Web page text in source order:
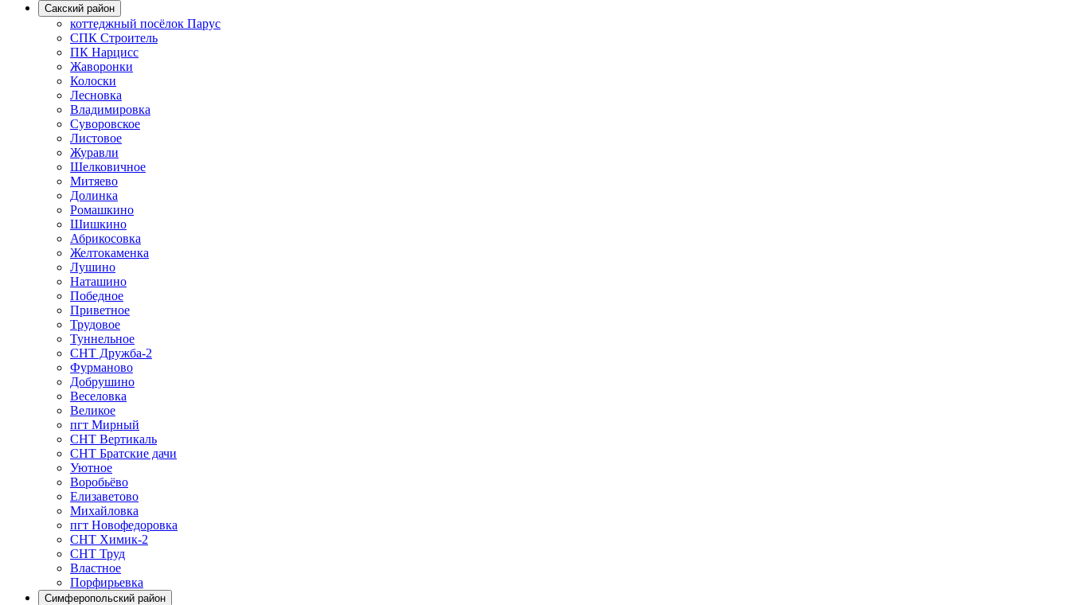
Сакский район
коттеджный посёлок Парус
СПК Строитель
ПК Нарцисс
Жаворонки
Колоски
Лесновка
Владимировка
Суворовское
Листовое
Журавли
Шелковичное
Митяево
Долинка
Ромашкино
Шишкино
Абрикосовка
Желтокаменка
Лушино
Наташино
Победное
Приветное
Трудовое
Туннельное
СНТ Дружба-2
Фурманово
Добрушино
Веселовка
Великое
пгт Мирный
СНТ Вертикаль
СНТ Братские дачи
Уютное
Воробьёво
Елизаветово
Михайловка
пгт Новофедоровка
СНТ Химик-2
СНТ Труд
Властное
Порфирьевка
Симферопольский район